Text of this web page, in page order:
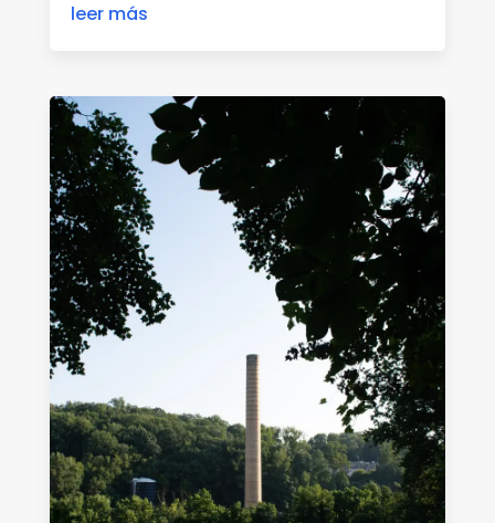
leer más